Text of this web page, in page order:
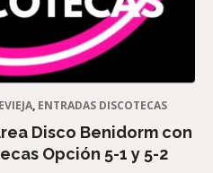
, ENTRADAS DISCOTECAS
Disco Benidorm con
Opción 5-1 y 5-2